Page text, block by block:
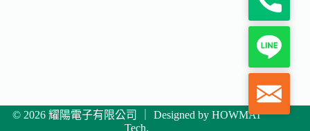
© 2026 耀陽電子有限公司 ｜ Designed byHOWMAI
Tech.
h
o
n
e
L
i
n
e
M
a
i